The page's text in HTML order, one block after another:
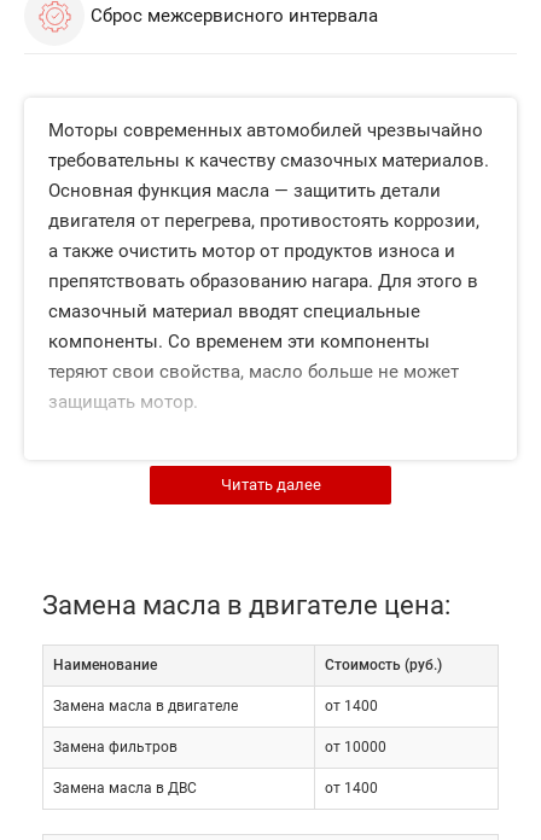
Сброс межсервисного интервала
Моторы современных автомобилей чрезвычайно
требовательны к качеству смазочных материалов.
Основная функция масла — защитить детали
двигателя от перегрева, противостоять коррозии,
а также очистить мотор от продуктов износа и
препятствовать образованию нагара. Для этого в
смазочный материал вводят специальные
компоненты. Со временем эти компоненты
теряют свои свойства, масло больше не может
защищать мотор.
Регулярность обслуживания
Вот почему транспортному средству регулярно
Читать далее
Замена масла в двигателе цена:
Наименование Cтоимость (руб.)
Замена масла в двигателе от 1400
Замена фильтров от 10000
Замена масла в ДВС от 1400